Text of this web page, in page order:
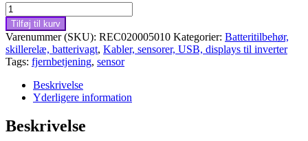
VICTRON
ENERGY
DIGITAL
MULTICONTROL
200/200A
antal
Tilføj til kurv
Varenummer (SKU): REC020005010 Kategorier: Batteritilbehør,
skillerelæ, batterivagt, Kabler, sensorer, USB, displays til inverter
Tags: fjernbetjening, sensor
Beskrivelse
Yderligere information
Beskrivelse